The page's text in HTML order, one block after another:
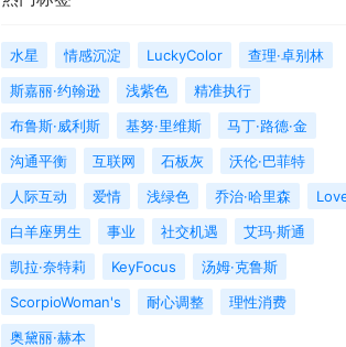
水星 情感沉淀 LuckyColor
查理·卓别林
斯嘉丽·约翰逊
浅紫色
精准执行
布鲁斯·威利斯
基努·里维斯
马丁·路德·金
沟通平衡
互联网 石板灰
沃伦·巴菲特
人际互动
爱情 浅绿色 乔治·哈里森
白羊座男生
事业 社交机遇
艾玛·斯通
凯拉·奈特莉
KeyFocus
汤姆·克鲁斯
ScorpioWoman's
耐心调整
理性消费
奥黛丽·赫本